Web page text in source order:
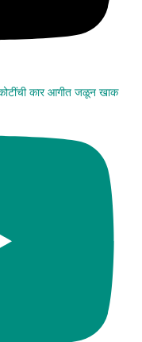
कार आगीत जळून खाक